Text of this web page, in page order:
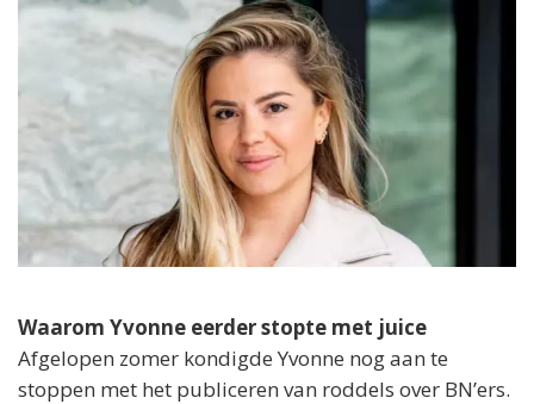
Waarom Yvonne eerder stopte met juice
Afgelopen zomer kondigde Yvonne nog aan te
stoppen met het publiceren van roddels over BN’ers.